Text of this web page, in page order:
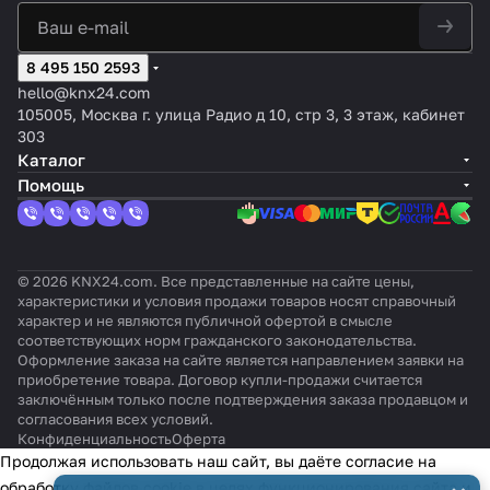
ьный
8 495 150 2593
hello@knx24.com
105005, Москва г. улица Радио д 10, стр 3, 3 этаж, кабинет
303
Каталог
Помощь
© 2026 KNX24.com. Все представленные на сайте цены,
характеристики и условия продажи товаров носят справочный
характер и не являются публичной офертой в смысле
соответствующих норм гражданского законодательства.
Оформление заказа на сайте является направлением заявки на
приобретение товара. Договор купли-продажи считается
заключённым только после подтверждения заказа продавцом и
согласования всех условий.
КонфиденциальностьОферта
Продолжая использовать наш сайт, вы даёте согласие на